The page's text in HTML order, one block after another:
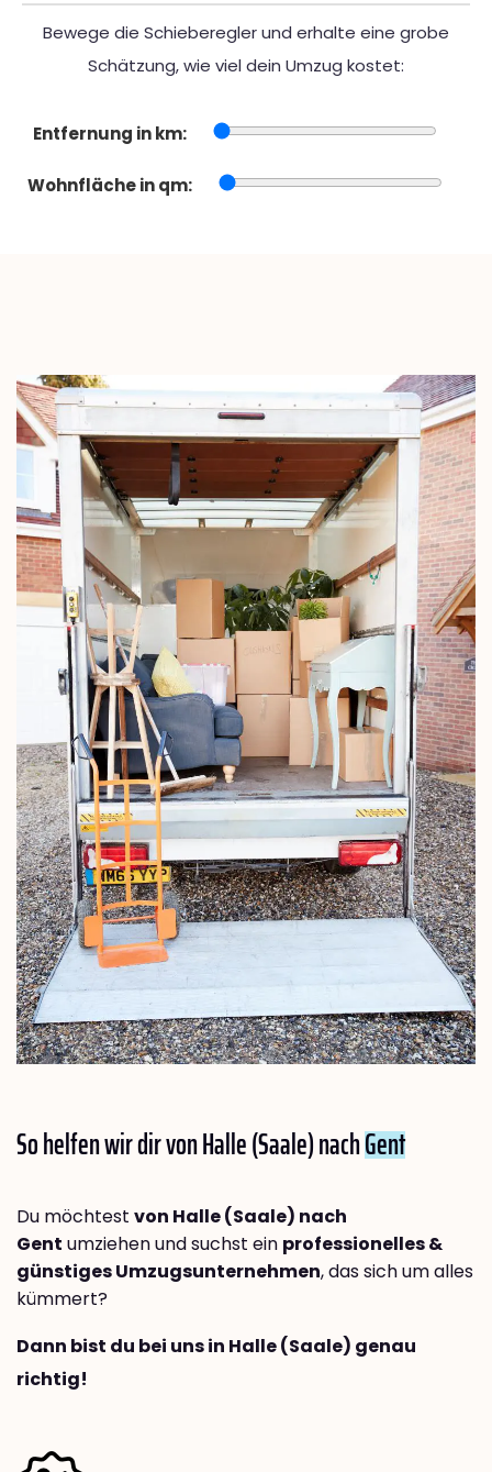
Bewege die Schieberegler und erhalte eine grobe
Schätzung, wie viel dein Umzug kostet:
Entfernung in km:
Wohnfläche in qm:
So helfen wir dir von Halle (Saale) nachGent
Du möchtest von Halle (Saale) nach
Gent umziehen und suchst ein professionelles &
günstiges Umzugsunternehmen, das sich um alles
kümmert?
Dann bist du bei uns in Halle (Saale) genau
richtig!